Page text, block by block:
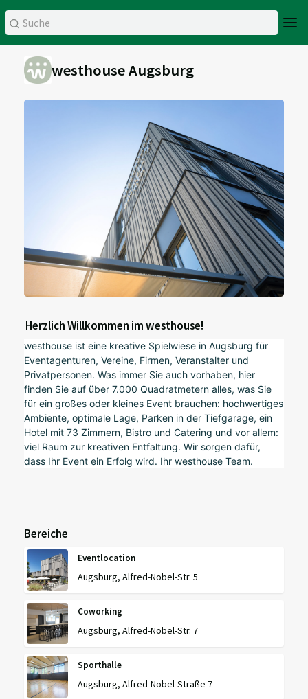
westhouse Augsburg
Herzlich Willkommen im westhouse!
westhouse ist eine kreative Spielwiese in Augsburg für
Eventagenturen, Vereine, Firmen, Veranstalter und
Privatpersonen. Was immer Sie auch vorhaben, hier
finden Sie auf über 7.000 Quadratmetern alles, was Sie
für ein großes oder kleines Event brauchen: hochwertiges
Ambiente, optimale Lage, Parken in der Tiefgarage, ein
Hotel mit 73 Zimmern, Bistro und Catering und vor allem:
viel Raum zur kreativen Entfaltung. Wir sorgen dafür,
dass Ihr Event ein Erfolg wird. Ihr westhouse Team.
Bereiche
Eventlocation
Augsburg, Alfred-Nobel-Str. 5
Coworking
Augsburg, Alfred-Nobel-Str. 7
Sporthalle
Augsburg, Alfred-Nobel-Straße 7